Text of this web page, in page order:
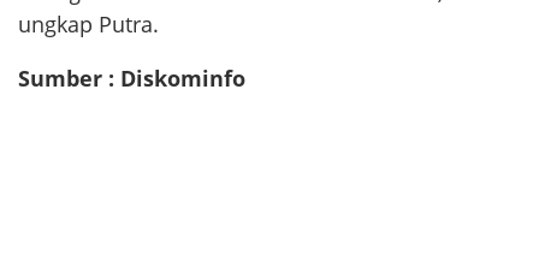
ungkap Putra.
Sumber : Diskominfo